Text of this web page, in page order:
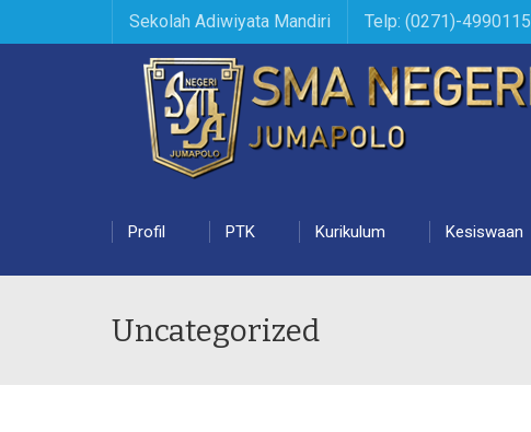
Sekolah Adiwiyata Mandiri Telp: (0271)-4990115
Profil PTK Kurikulum Kesiswaan
Uncategorized